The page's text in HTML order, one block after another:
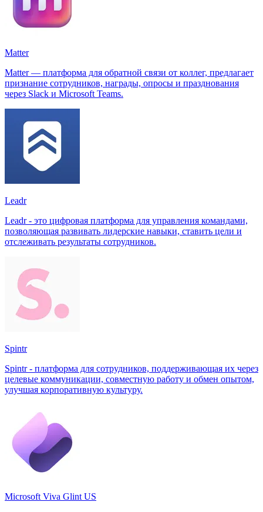
Matter
Matter — платформа для обратной связи от коллег, предлагает
признание сотрудников, награды, опросы и празднования
через Slack и Microsoft Teams.
Leadr
Leadr - это цифровая платформа для управления командами,
позволяющая развивать лидерские навыки, ставить цели и
отслеживать результаты сотрудников.
Spintr
Spintr - платформа для сотрудников, поддерживающая их через
целевые коммуникации, совместную работу и обмен опытом,
улучшая корпоративную культуру.
Microsoft Viva Glint US